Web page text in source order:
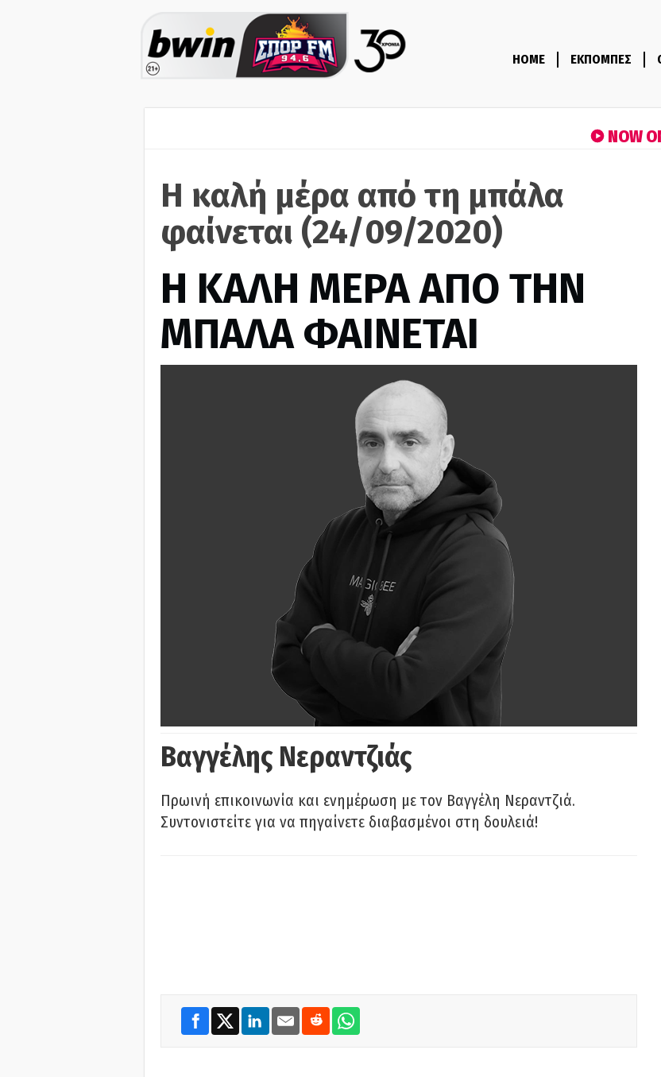
HOME ΕΚΠΟΜΠΕΣ
NOW
Η καλή μέρα από τη μπάλα
φαίνεται (24/09/2020)
H ΚΑΛΗ ΜΕΡΑ ΑΠΟ ΤΗΝ
ΜΠΑΛΑ ΦΑΙΝΕΤΑΙ
Βαγγέλης Νεραντζιάς
Πρωινή επικοινωνία και ενημέρωση με τον Βαγγέλη Νεραντζιά.
Συντονιστείτε για να πηγαίνετε διαβασμένοι στη δουλειά!